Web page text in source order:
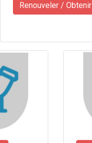
Renouveler / Obtenir